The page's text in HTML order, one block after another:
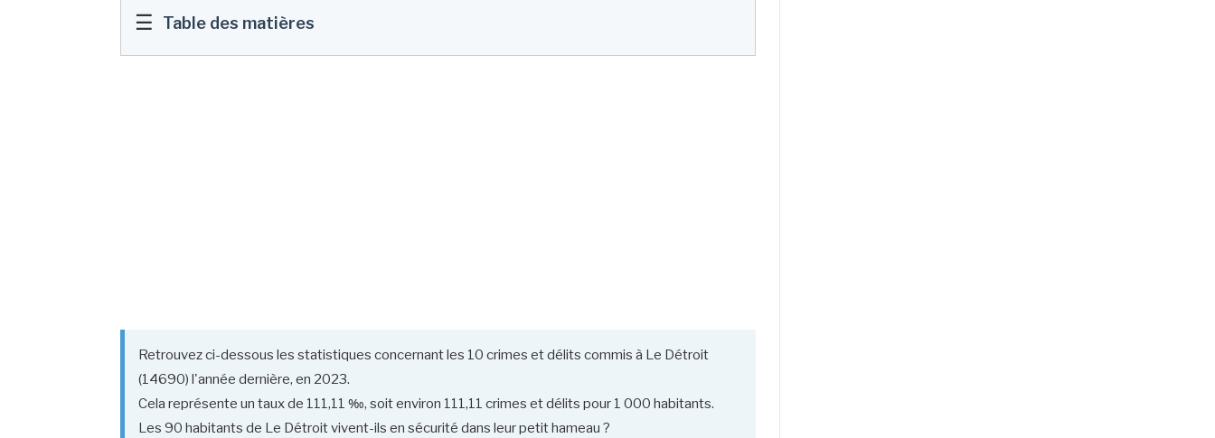
☰ Table des matières
Retrouvez ci-dessous les statistiques concernant les 10 crimes et délits commis à Le Détroit
(14690) l'année dernière, en 2023.
Cela représente un taux de 111,11 ‰, soit environ 111,11 crimes et délits pour 1 000 habitants.
Les 90 habitants de Le Détroit vivent-ils en sécurité dans leur petit hameau ?